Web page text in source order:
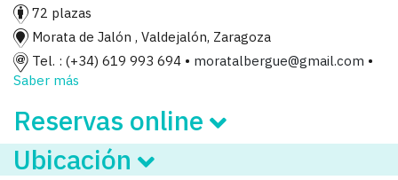
72 plazas
Morata de Jalón , Valdejalón, Zaragoza
Tel. : (+34) 619 993 694 • moratalbergue@gmail.com •
Saber más
Reservas online
Ubicación